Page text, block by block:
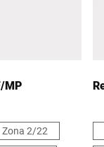
MP
Zona 2/22